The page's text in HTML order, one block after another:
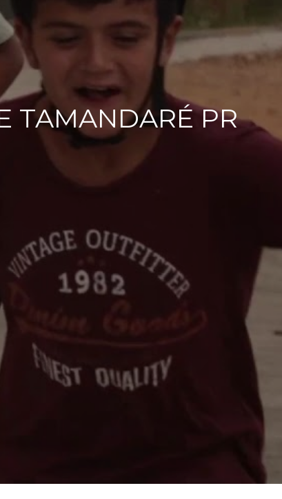
TAMANDARÉ PR